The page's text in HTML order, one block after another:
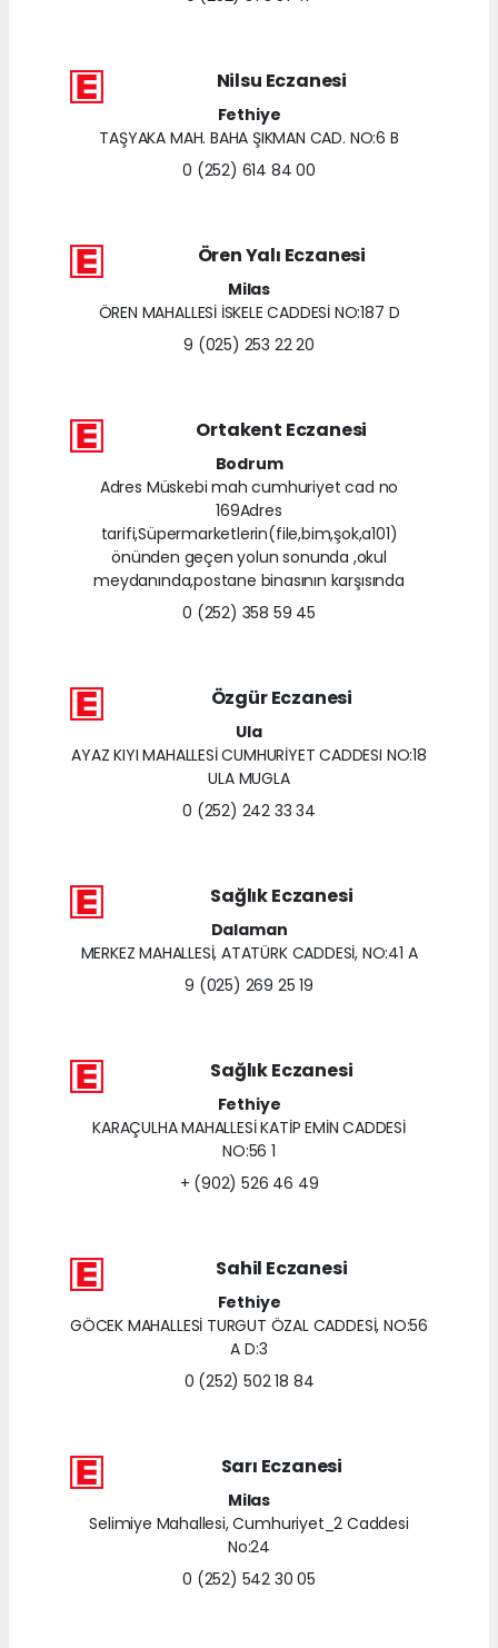
Nilsu Eczanesi
Fethiye
TAŞYAKA MAH. BAHA ŞIKMAN CAD. NO:6 B
0 (252) 614 84 00
Ören Yalı Eczanesi
Milas
ÖREN MAHALLESİ İSKELE CADDESİ NO:187 D
9 (025) 253 22 20
Ortakent Eczanesi
Bodrum
Adres Müskebi mah cumhuriyet cad no
169Adres
tarifi,Süpermarketlerin(file,bim,şok,a101)
önünden geçen yolun sonunda ,okul
meydanında,postane binasının karşısında
0 (252) 358 59 45
Özgür Eczanesi
Ula
AYAZ KIYI MAHALLESİ CUMHURİYET CADDESI NO:18
ULA MUGLA
0 (252) 242 33 34
Sağlık Eczanesi
Dalaman
MERKEZ MAHALLESİ, ATATÜRK CADDESİ, NO:41 A
9 (025) 269 25 19
Sağlık Eczanesi
Fethiye
KARAÇULHA MAHALLESİ KATİP EMİN CADDESİ
NO:56 1
+ (902) 526 46 49
Sahil Eczanesi
Fethiye
GÖCEK MAHALLESİ TURGUT ÖZAL CADDESİ, NO:56
A D:3
0 (252) 502 18 84
Sarı Eczanesi
Milas
Selimiye Mahallesi, Cumhuriyet_2 Caddesi
No:24
0 (252) 542 30 05